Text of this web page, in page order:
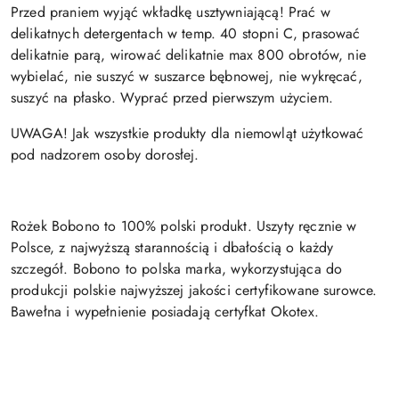
Przed praniem wyjąć wkładkę usztywniającą! Prać w
delikatnych detergentach w temp. 40 stopni C, prasować
delikatnie parą, wirować delikatnie max 800 obrotów, nie
wybielać, nie suszyć w suszarce bębnowej, nie wykręcać,
suszyć na płasko. Wyprać przed pierwszym użyciem.
UWAGA! Jak wszystkie produkty dla niemowląt użytkować
pod nadzorem osoby dorosłej.
Rożek Bobono to 100% polski produkt. Uszyty ręcznie w
Polsce, z najwyższą starannością i dbałością o każdy
szczegół. Bobono to polska marka, wykorzystująca do
produkcji polskie najwyższej jakości certyfikowane surowce.
Bawełna i wypełnienie posiadają certyfkat Okotex.